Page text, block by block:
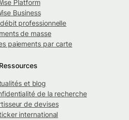
Platform
Business
professionnelle
de masse
paiements par carte
Ressources
et blog
de la recherche
de devises
international